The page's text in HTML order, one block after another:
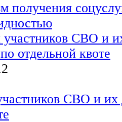
получения
СВО и их